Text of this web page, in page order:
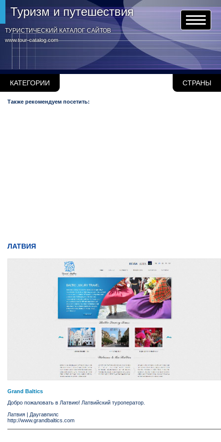
www.tour-catalog.com
Туризм и путешествия
ТУРИСТИЧЕСКИЙ КАТАЛОГ САЙТОВ
КАТЕГОРИИ СТРАНЫ
Также рекомендуем посетить:
ЛАТВИЯ
Grand Baltics
Добро пожаловать в Латвию! Латвийский туроператор.
Латвия | Даугавпилс
http://www.grandbaltics.com